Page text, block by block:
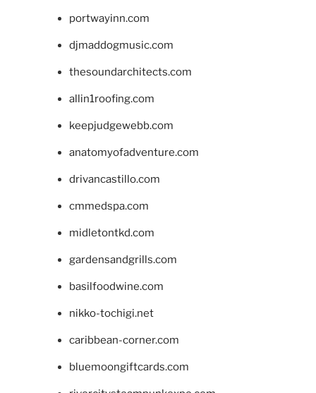
portwayinn.com
djmaddogmusic.com
thesoundarchitects.com
allin1roofing.com
keepjudgewebb.com
anatomyofadventure.com
drivancastillo.com
cmmedspa.com
midletontkd.com
gardensandgrills.com
basilfoodwine.com
nikko-tochigi.net
caribbean-corner.com
bluemoongiftcards.com